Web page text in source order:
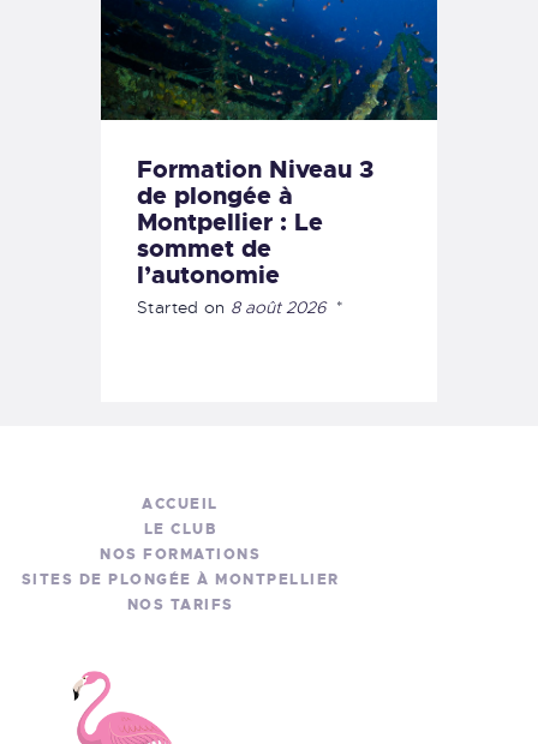
Formation Niveau 3
de plongée à
Montpellier : Le
sommet de
l’autonomie
Started on 8 août 2026
ACCUEIL
LE CLUB
NOS FORMATIONS
SITES DE PLONGÉE À MONTPELLIER
NOS TARIFS